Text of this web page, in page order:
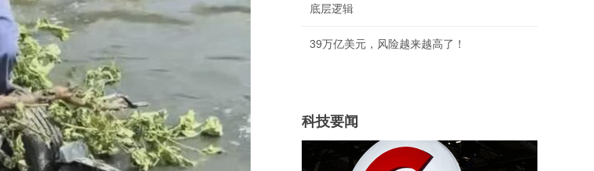
底层逻辑
39万亿美元，风险越来越高了！
科技要闻